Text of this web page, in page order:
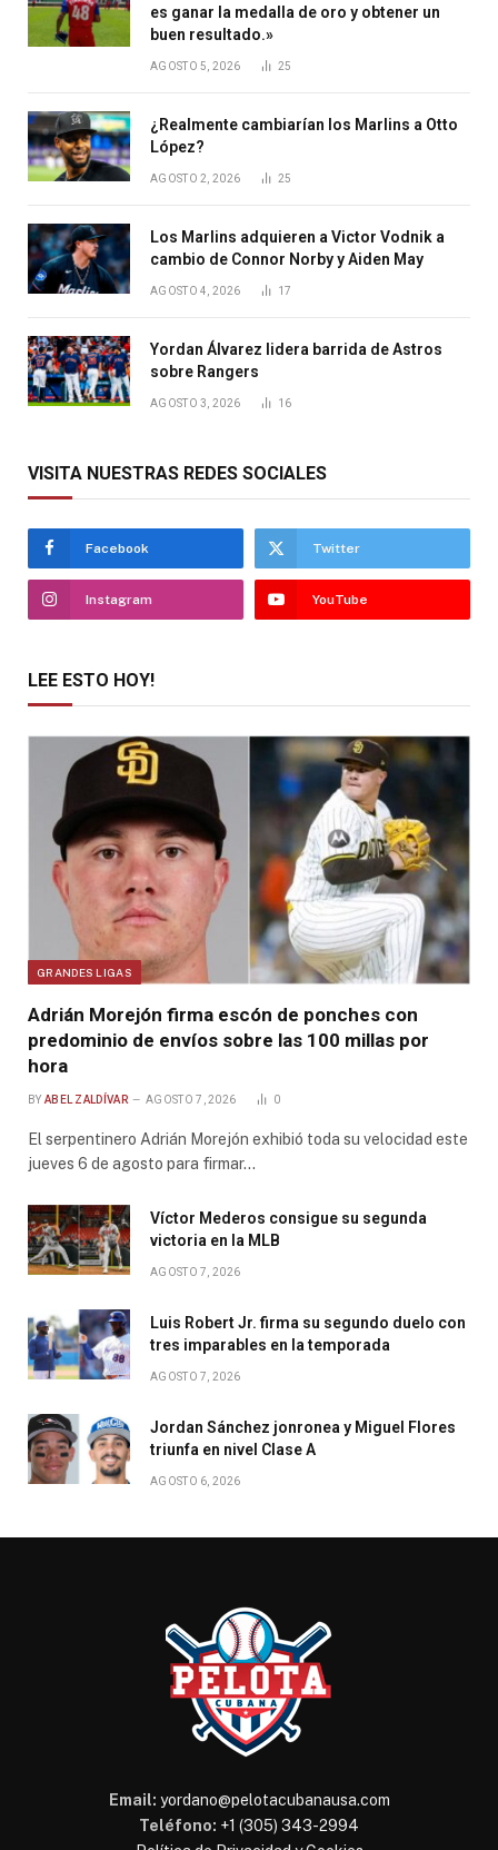
es ganar la medalla de oro y obtener un
buen resultado.»
AGOSTO 5, 2026 25
¿Realmente cambiarían los Marlins a Otto
López?
AGOSTO 2, 2026 25
Los Marlins adquieren a Victor Vodnik a
cambio de Connor Norby y Aiden May
AGOSTO 4, 2026 17
Yordan Álvarez lidera barrida de Astros
sobre Rangers
AGOSTO 3, 2026 16
VISITA NUESTRAS REDES SOCIALES
Facebook Twitter
Instagram YouTube
LEE ESTO HOY!
GRANDES LIGAS
Adrián Morejón firma escón de ponches con
predominio de envíos sobre las 100 millas por
hora
BY ABEL ZALDÍVAR AGOSTO 7, 2026 0
El serpentinero Adrián Morejón exhibió toda su velocidad este
jueves 6 de agosto para firmar…
Víctor Mederos consigue su segunda
victoria en la MLB
AGOSTO 7, 2026
Luis Robert Jr. firma su segundo duelo con
tres imparables en la temporada
AGOSTO 7, 2026
Jordan Sánchez jonronea y Miguel Flores
triunfa en nivel Clase A
AGOSTO 6, 2026
Email: yordano@pelotacubanausa.com
Teléfono: +1 (305) 343-2994